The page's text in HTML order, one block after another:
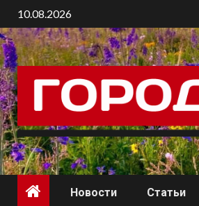
10.08.2026
Новости Статьи